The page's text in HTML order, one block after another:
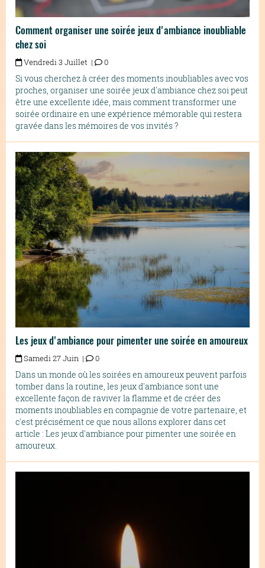
Comment organiser une soirée jeux d'ambiance inoubliable
chez soi
Vendredi 3 Juillet | 0
Si vous cherchez à créer des moments inoubliables avec vos
proches, organiser une soirée jeux d'ambiance chez soi peut
être une excellente idée, mais comment transformer une
soirée ordinaire en une expérience mémorable qui restera
gravée dans les mémoires de vos invités ?
Les jeux d'ambiance pour pimenter une soirée en amoureux
Samedi 27 Juin | 0
Dans un monde où les soirées en amoureux peuvent parfois
tomber dans la routine, les jeux d'ambiance sont une
excellente façon de raviver la flamme et de créer des
moments inoubliables en compagnie de votre partenaire, et
c'est précisément ce que nous allons explorer dans cet
article : Les jeux d'ambiance pour pimenter une soirée en
amoureux.